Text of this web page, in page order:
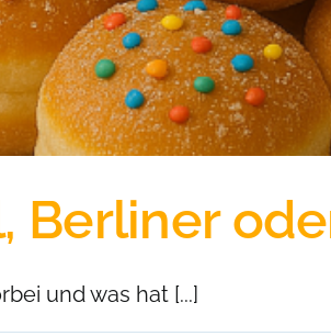
Berliner
und was hat [...]